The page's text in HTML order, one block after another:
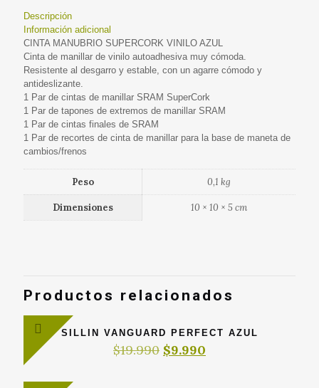
Descripción
Información adicional
CINTA MANUBRIO SUPERCORK VINILO AZUL
Cinta de manillar de vinilo autoadhesiva muy cómoda.
Resistente al desgarro y estable, con un agarre cómodo y
antideslizante.
1 Par de cintas de manillar SRAM SuperCork
1 Par de tapones de extremos de manillar SRAM
1 Par de cintas finales de SRAM
1 Par de recortes de cinta de manillar para la base de maneta de
cambios/frenos
Peso 0,1 kg
Dimensiones 10 × 10 × 5 cm
Productos relacionados
SILLIN VANGUARD PERFECT AZUL
$19.990 El
$9.990